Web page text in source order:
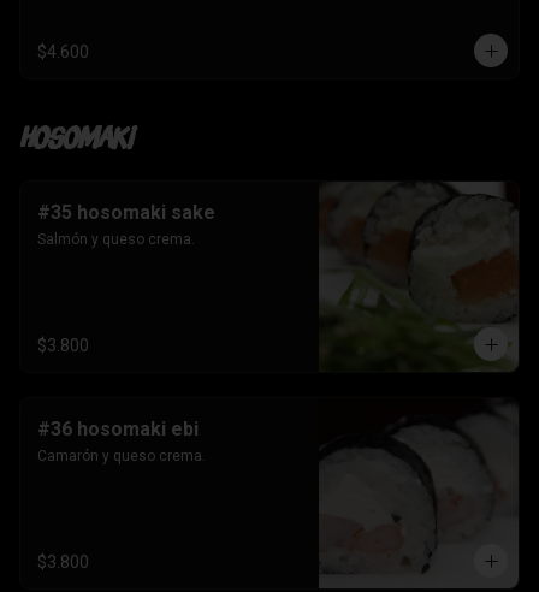
$4.600
Hosomaki
#35 hosomaki sake
Salmón y queso crema.
$3.800
#36 hosomaki ebi
Camarón y queso crema.
$3.800